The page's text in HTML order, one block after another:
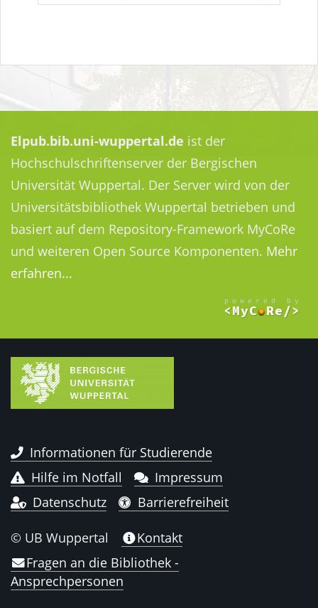
Elpub.bib.uni-wuppertal.de ist der
Hochschulschriftenserver der Bergischen
Universität Wuppertal. Der Server wird von der
Universitätsbibliothek Wuppertal betrieben und
basiert auf dem Repository-Framework MyCoRe
und weiteren Open Source Komponenten. Mehr
erfahren...
Informationen für Studierende
Hilfe im Notfall
Impressum
Datenschutz
Barrierefreiheit
© UB Wuppertal
Kontakt
Fragen an die Bibliothek -
Ansprechpersonen